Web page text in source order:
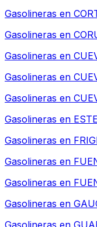
Gasolineras en
Gasolineras en
Gasolineras en
Gasolineras en
Gasolineras en
Gasolineras en
Gasolineras en
Gasolineras en
Gasolineras en
Gasolineras en